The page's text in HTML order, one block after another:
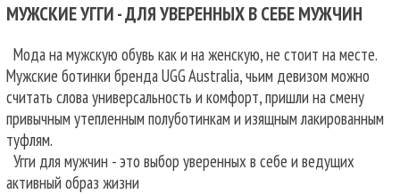
МУЖСКИЕ УГГИ - ДЛЯ УВЕРЕННЫХ В СЕБЕ МУЖЧИН
Мода на мужскую обувь как и на женскую, не стоит на месте.
Мужские ботинки бренда UGG Australia, чьим девизом можно
считать слова универсальность и комфорт, пришли на смену
привычным утепленным полуботинкам и изящным лакированным
туфлям.
Угги для мужчин - это выбор уверенных в себе и ведущих
активный образ жизни